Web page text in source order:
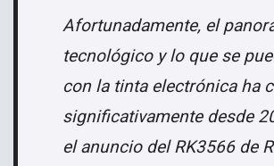
Afortunadamente, el
tecnológico y lo que se
con la tinta electrónica ha
significativamente desde
el anuncio del RK3566 de